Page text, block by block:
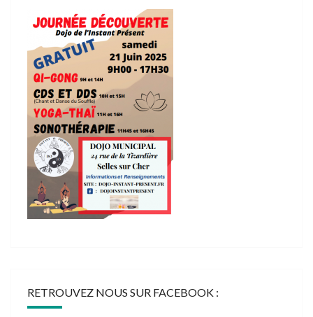
RETROUVEZ NOUS SUR FACEBOOK :